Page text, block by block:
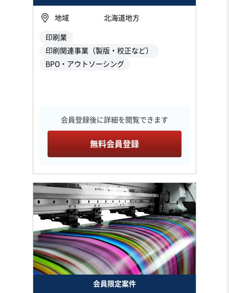
地域 北海道地方
印刷業
印刷関連事業（製版・校正など）
BPO・アウトソーシング
会員登録後に詳細を閲覧できます
無料会員登録
会員限定案件